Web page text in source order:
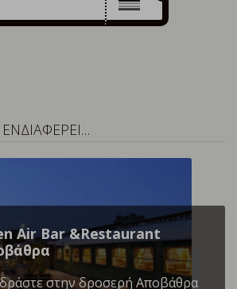
Air Bar &Restaurant
στην δροσερή Αποβάθρα